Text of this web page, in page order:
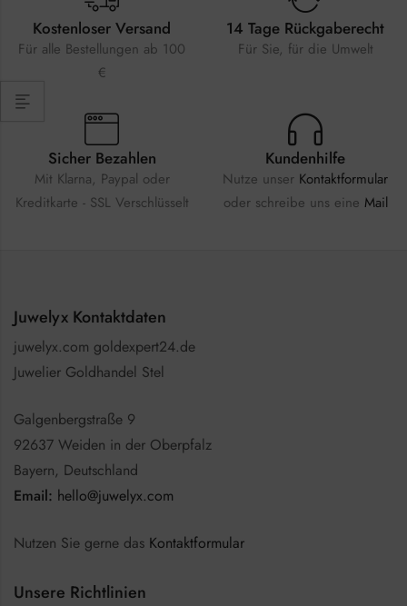
Kostenloser Versand
Für alle Bestellungen ab 100
€
14 Tage Rückgaberecht
Für Sie, für die Umwelt
Sicher Bezahlen
Mit Klarna, Paypal oder
Kreditkarte - SSL Verschlüsselt
Kundenhilfe
Nutze unser Kontaktformular
oder schreibe uns eine Mail
Juwelyx Kontaktdaten
juwelyx.com goldexpert24.de
Juwelier Goldhandel Stel
Galgenbergstraße 9
92637 Weiden in der Oberpfalz
Bayern, Deutschland
Email: hello@juwelyx.com
Nutzen Sie gerne das Kontaktformular
Unsere Richtlinien